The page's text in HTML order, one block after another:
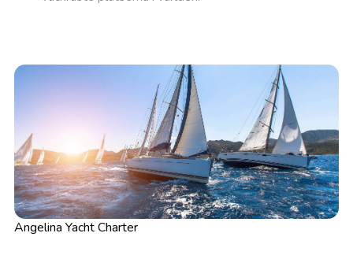
Angelina Yacht Charter